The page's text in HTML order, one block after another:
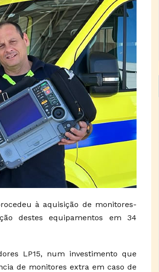
à aquisição de monitores-
destes equipamentos em 34
LP15, num investimento que
de monitores extra em caso de